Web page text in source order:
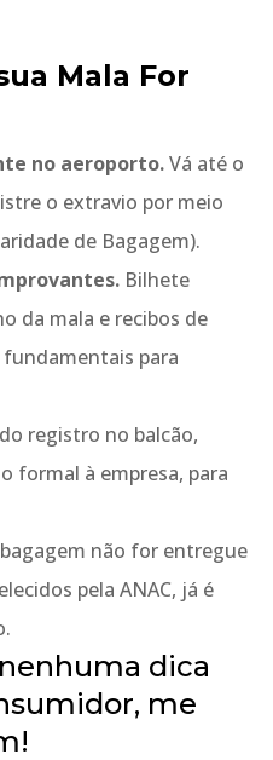
Mala For
no aeroporto.Vá até o
o extravio por meio
de Bagagem).
Bilhete
da mala e recibos de
para
registro no balcão,
formal à empresa, para
bagagem não for entregue
pela ANAC, já é
dica
me